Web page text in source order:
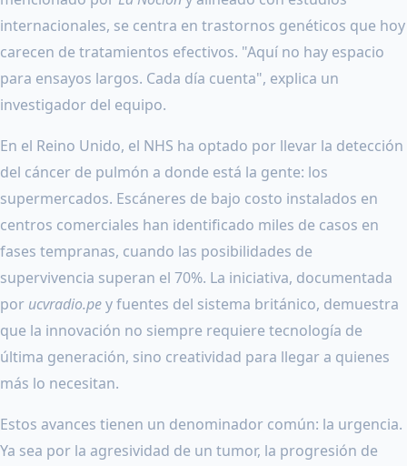
internacionales, se centra en trastornos genéticos que hoy
carecen de tratamientos efectivos. "Aquí no hay espacio
para ensayos largos. Cada día cuenta", explica un
investigador del equipo.
En el Reino Unido, el NHS ha optado por llevar la detección
del cáncer de pulmón a donde está la gente: los
supermercados. Escáneres de bajo costo instalados en
centros comerciales han identificado miles de casos en
fases tempranas, cuando las posibilidades de
supervivencia superan el 70%. La iniciativa, documentada
por ucvradio.pey fuentes del sistema británico, demuestra
que la innovación no siempre requiere tecnología de
última generación, sino creatividad para llegar a quienes
más lo necesitan.
Estos avances tienen un denominador común: la urgencia.
Ya sea por la agresividad de un tumor, la progresión de